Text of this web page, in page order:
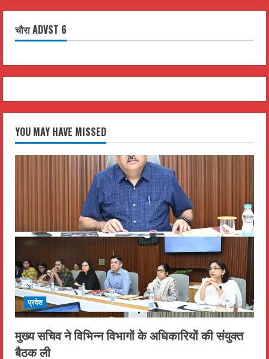
चौरा ADVST 6
YOU MAY HAVE MISSED
प्रदेश
मुख्य सचिव ने विभिन्न विभागों के अधिकारियों की संयुक्त
बैठक ली